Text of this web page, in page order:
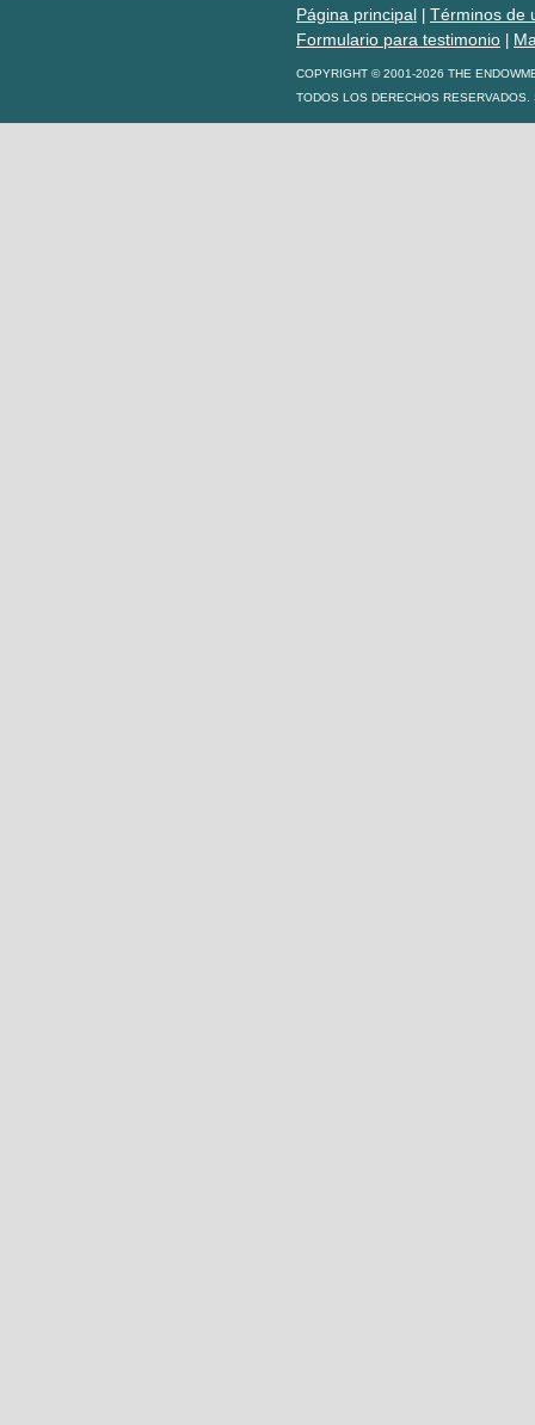
Página principal
Términos de
Formulario para testimonio
COPYRIGHT © 2001-2026 THE
TODOS LOS DERECHOS